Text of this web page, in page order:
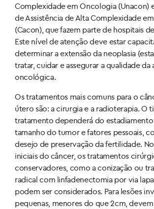
Complexidade em Oncologia (Unacon)
de Assistência de Alta Complexidade
(Cacon), que fazem parte de hospitais
Este nível de atenção deve estar
determinar a extensão da neoplasia
tratar, cuidar e assegurar a qualidade da
oncológica.
Os tratamentos mais comuns para o
útero são: a cirurgia e a radioterapia. O
tratamento dependerá do
tamanho do tumor e fatores pessoais,
desejo de preservação da fertilidade.
iniciais do câncer, os tratamentos
conservadores, como a conização ou
radical com linfadenectomia por via
podem ser considerados. Para lesões
pequenas, menores do que 2cm,